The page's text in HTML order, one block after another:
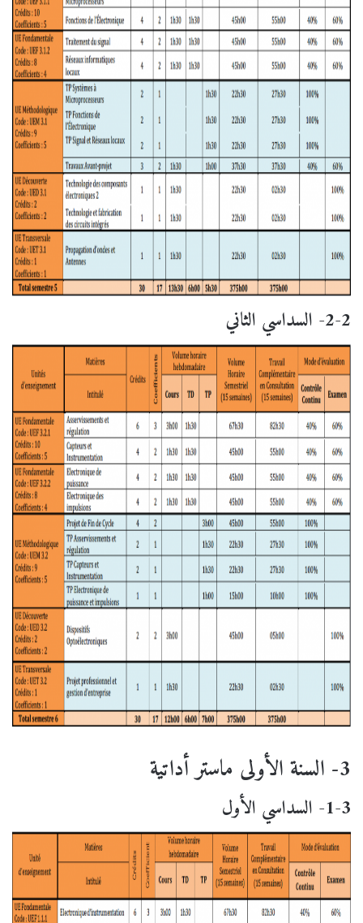
2-2- السداسي الثاني
3- السنة الأولى ماستر أداتية
1-3- السداسي الأول